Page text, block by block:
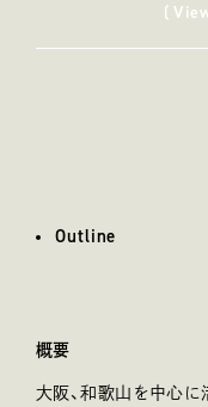
(
アウトライン
Outline
概要
大阪、和歌山を中心